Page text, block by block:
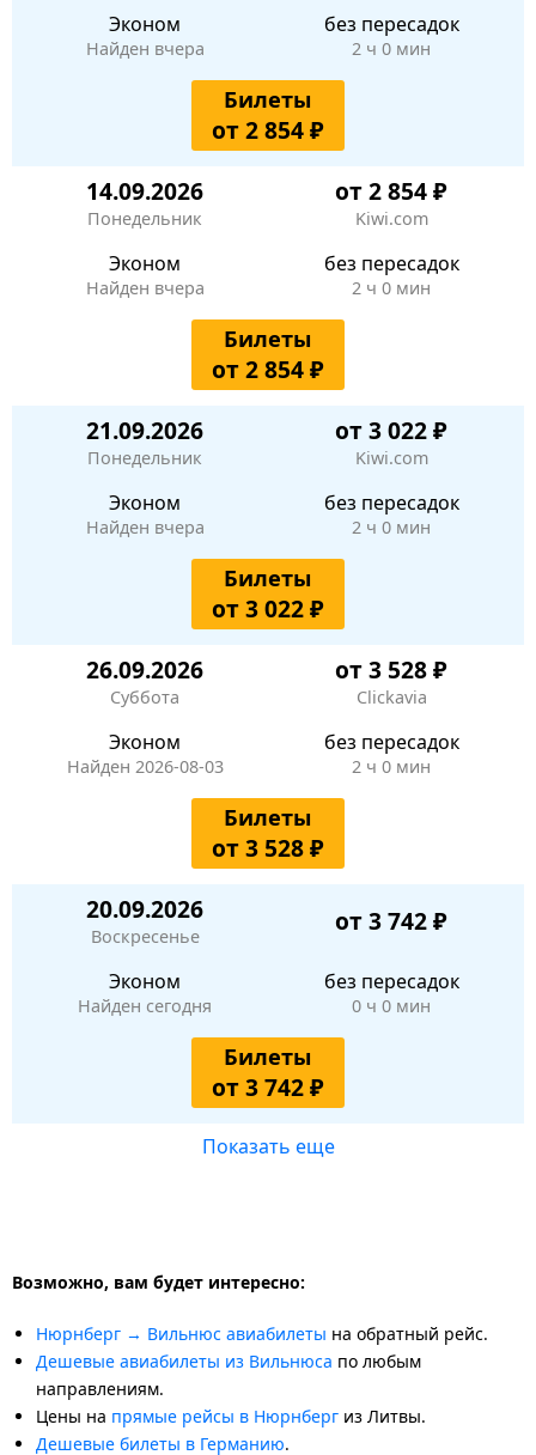
Эконом
Найден вчера
без пересадок
2 ч 0 мин
Билеты
от 2 854 ₽
14.09.2026
Понедельник
от 2 854 ₽
Kiwi.com
Эконом
Найден вчера
без пересадок
2 ч 0 мин
Билеты
от 2 854 ₽
21.09.2026
Понедельник
от 3 022 ₽
Kiwi.com
Эконом
Найден вчера
без пересадок
2 ч 0 мин
Билеты
от 3 022 ₽
26.09.2026
Суббота
от 3 528 ₽
Clickavia
Эконом
Найден 2026-08-03
без пересадок
2 ч 0 мин
Билеты
от 3 528 ₽
20.09.2026
Воскресенье от 3 742 ₽
Эконом
Найден сегодня
без пересадок
0 ч 0 мин
Билеты
от 3 742 ₽
Показать еще
Возможно, вам будет интересно:
Нюрнберг → Вильнюс авиабилеты на обратный рейс.
Дешевые авиабилеты из Вильнюса по любым
направлениям.
Цены на прямые рейсы в Нюрнберг из Литвы.
Дешевые билеты в Германию.